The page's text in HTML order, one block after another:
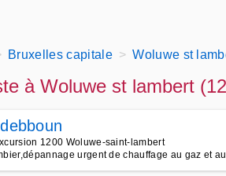
Bruxelles capitale Woluwe st
à Woluwe st lambert
1200 Woluwe-saint-lambert
urgent de chauffage au gaz et